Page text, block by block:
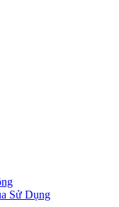
Sử Dụng